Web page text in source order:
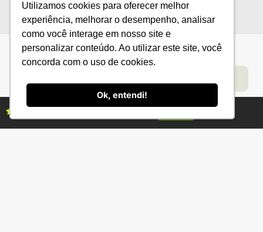
Utilizamos cookies para oferecer melhor
experiência, melhorar o desempenho, analisar
como você interage em nosso site e
personalizar conteúdo. Ao utilizar este site, você
concorda com o uso de cookies.
Ok, entendi!
Links úteis
Economia
CONAB
Institucional
Fale conosco
Política de Privacidade